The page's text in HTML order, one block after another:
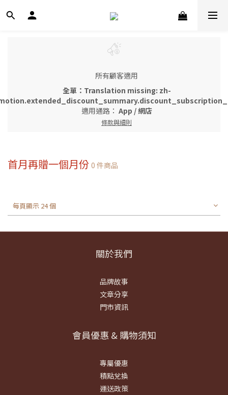
所有顧客適用
全單：Translation missing: zh-
適用通路： App /網店
條款與細則
首月再贈一個月份 0 件商品
每頁顯示 24 個
關於我們
品牌故事
文章分享
門市資訊
會員優惠 & 購物須知
專屬優惠
積點兌換
運送政策